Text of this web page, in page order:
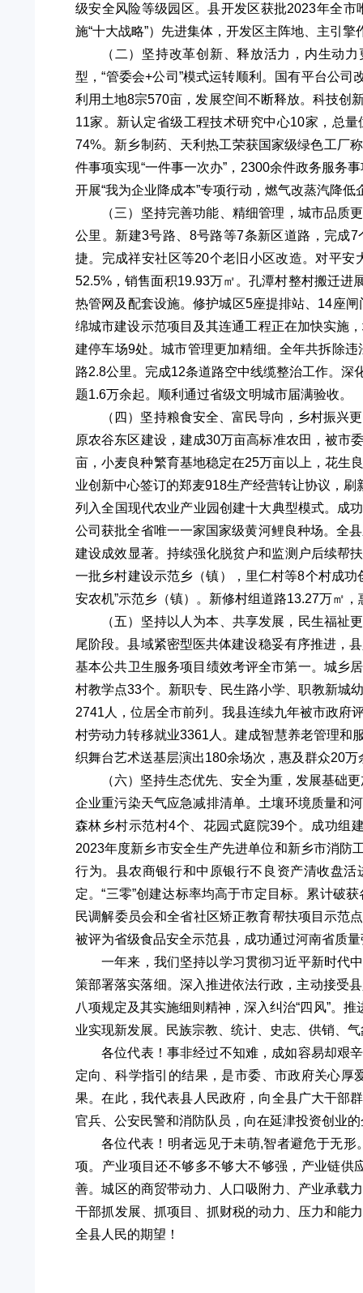
级安全风险等级园区。县开发区获批2023年全
施“十大战略”）先进集体，开发区主阵地、主引擎
（二）坚持改革创新、释放活力，内生动
型，“管委会+公司”模式运转顺利。国有平台公
利用土地8宗570亩，发展空间不断释放。科技创
11家。新认定省级工程技术研究中心10家，总
74%。新乡制药、天利热工荣获国家级绿色工厂
件事项实现“一件事一次办”，2300余件政务服务
开展“我为企业降成本”专项行动，燃气改蒸汽降
（三）坚持完善功能、精细管理，城市品
公里。新建3号路、8号路等7条新区道路，完成
捷。完成祥安社区等20个老旧小区改造。对平
52.5%，销售面积19.93万㎡。孔潭村整村搬迁进
热管网及配套设施。修护城区5座提排站、14座
绵城市建设示范项目及其连通工程正在加快实施
建停车场9处。城市管理更加精细。全年共拆除
路2.8公里。完成12条道路空中线缆整治工作。深
题1.6万余起。顺利通过省级文明城市届满验收。
（四）坚持粮食安全、富民导向，乡村振兴
原农谷东区建设，建成30万亩高标准农田，被市
亩，小麦良种繁育基地稳定在25万亩以上，花生
业创新中心签订的郑麦918生产经营转让协议，
列入全国现代农业产业园创建十大典型模式。成
公司获批全省唯一一家国家级黄河鲤良种场。全
建设成效显著。持续强化脱贫户和监测户后续帮
一批乡村建设示范乡（镇），里仁村等8个村成
安农机”示范乡（镇）。新修村组道路13.27万㎡
（五）坚持以人为本、共享发展，民生福
尾阶段。县域紧密型医共体建设稳妥有序推进，
基本公共卫生服务项目绩效考评全市第一。城乡
村教学点33个。新职专、民生路小学、职教新城
2741人，位居全市前列。我县连续九年被市政府
村劳动力转移就业3361人。建成智慧养老管理和
织舞台艺术送基层演出180余场次，惠及群众20
（六）坚持生态优先、安全为重，发展基础
企业重污染天气应急减排清单。土壤环境质量和
森林乡村示范村4个、花园式庭院39个。成功组
2023年度新乡市安全生产先进单位和新乡市消防
行为。县农商银行和中原银行不良资产清收盘
定。“三零”创建达标率均高于市定目标。累计破
民调解委员会和全省社区矫正教育帮扶项目示范
被评为省级食品安全示范县，成功通过河南省质
一年来，我们坚持以学习贯彻习近平新时代
策部署落实落细。深入推进依法行政，主动接受
八项规定及其实施细则精神，深入纠治“四风”。
业实现新发展。民族宗教、统计、史志、供销、
各位代表！事非经过不知难，成如容易却艰
定向、科学指引的结果，是市委、市政府关心
果。在此，我代表县人民政府，向全县广大干部
官兵、公安民警和消防队员，向在延津投资创业
各位代表！明者远见于未萌,智者避危于无
项。产业项目还不够多不够大不够强，产业链
善。城区的商贸带动力、人口吸附力、产业承载
干部抓发展、抓项目、抓财税的动力、压力和能
全县人民的期望！